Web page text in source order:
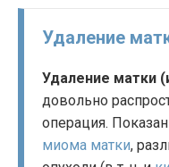
Удаление
Удаление матки
довольно
операция.
миома матки,